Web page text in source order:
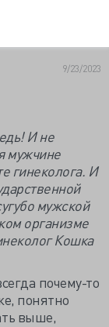
9/23/2023
И не
мужчине
гинеколога. И
мужской
организме
Кошка
почему-то
понятно
выше,